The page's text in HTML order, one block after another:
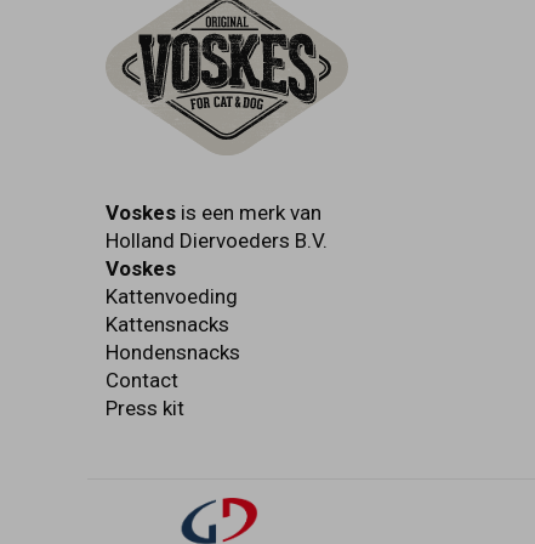
Voskes is een merk van
Holland Diervoeders B.V.
Voskes
Kattenvoeding
Kattensnacks
Hondensnacks
Contact
Press kit